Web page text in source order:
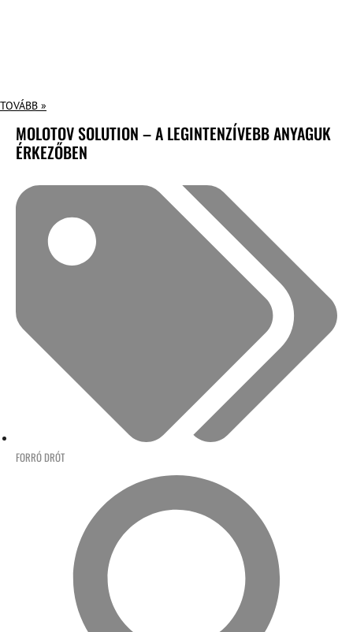
TOVÁBB »
MOLOTOV SOLUTION – A LEGINTENZÍVEBB ANYAGUK
ÉRKEZŐBEN
FORRÓ DRÓT